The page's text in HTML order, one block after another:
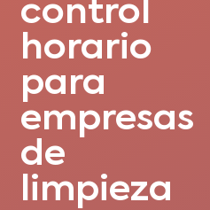
control
horario
para
empresas
de
limpieza